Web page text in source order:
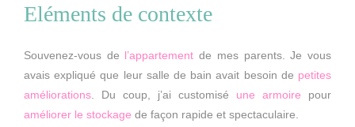
Eléments de contexte
Souvenez-vous de l’appartement de mes parents. Je vous
avais expliqué que leur salle de bain avait besoin de petites
améliorations . Du coup, j’ai customisé une armoire pour
améliorer le stockage de façon rapide et spectaculaire.